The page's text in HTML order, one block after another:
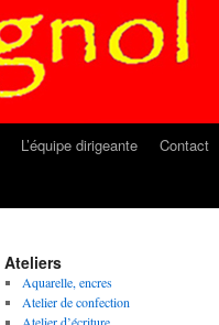
L’équipe dirigeante
Contact
Ateliers
Aquarelle, encres
Atelier de confection